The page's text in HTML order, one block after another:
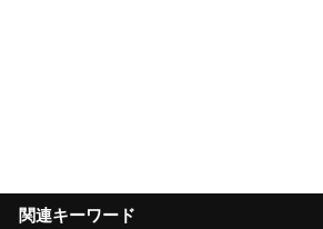
関連キーワード